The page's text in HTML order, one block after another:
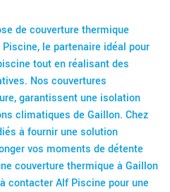
de couverture thermique
le partenaire idéal pour
tout en réalisant des
Nos couvertures
garantissent une isolation
climatiques de Gaillon. Chez
à fournir une solution
vos moments de détente
couverture thermique à Gaillon
contacter Alf Piscine pour une